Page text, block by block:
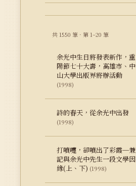
共 1550 筆 · 第 1–20 筆
余光中生日將發表新作，重
陽節七十大壽，高雄市、中
山大學出版界將辦活動
(1998)
詩的春天，從余光中出發
(1998)
打噴嚏，卻噴出了彩霞─兼
記與余光中先生一段文學因
緣(上、下) (1998)